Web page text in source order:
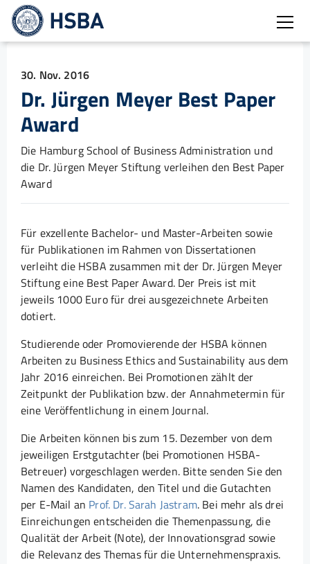
30. Nov. 2016
Dr. Jürgen Meyer Best Paper
Award
Die Hamburg School of Business Administration und
die Dr. Jürgen Meyer Stiftung verleihen den Best Paper
Award
Für exzellente Bachelor- und Master-Arbeiten sowie
für Publikationen im Rahmen von Dissertationen
verleiht die HSBA zusammen mit der Dr. Jürgen Meyer
Stiftung eine Best Paper Award. Der Preis ist mit
jeweils 1000 Euro für drei ausgezeichnete Arbeiten
dotiert.
Studierende oder Promovierende der HSBA können
Arbeiten zu Business Ethics and Sustainability aus dem
Jahr 2016 einreichen. Bei Promotionen zählt der
Zeitpunkt der Publikation bzw. der Annahmetermin für
eine Veröffentlichung in einem Journal.
Die Arbeiten können bis zum 15. Dezember von dem
jeweiligen Erstgutachter (bei Promotionen HSBA-
Betreuer) vorgeschlagen werden. Bitte senden Sie den
Namen des Kandidaten, den Titel und die Gutachten
per E-Mail an Prof. Dr. Sarah Jastram. Bei mehr als drei
Einreichungen entscheiden die Themenpassung, die
Qualität der Arbeit (Note), der Innovationsgrad sowie
die Relevanz des Themas für die Unternehmenspraxis.